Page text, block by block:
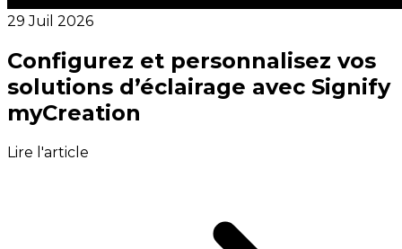
29 Juil 2026
Configurez et personnalisez vos
solutions d’éclairage avec Signify
myCreation
Lire l'article